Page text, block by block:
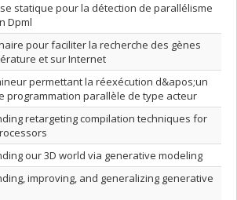
statique pour la détection de parallélisme
Dpml
pour faciliter la recherche des gènes
et sur Internet
permettant la réexécution d&apos;un
programmation parallèle de type acteur
retargeting compilation techniques for
our 3D world via generative modeling
improving, and generalizing generative